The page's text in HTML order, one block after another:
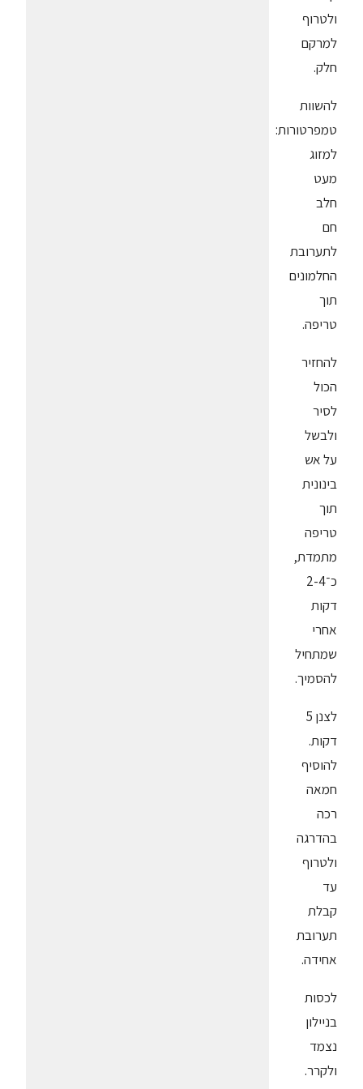
ולטרוף
למרקם
חלק.
להשוות
טמפרטורות:
למזוג
מעט
חלב
חם
לתערובת
החלמונים
תוך
טריפה.
להחזיר
הכול
לסיר
ולבשל
על אש
בינונית
תוך
טריפה
מתמדת,
כ־2-4
דקות
אחרי
שמתחיל
להסמיך.
לצנן 5
דקות.
להוסיף
חמאה
רכה
בהדרגה
ולטרוף
עד
קבלת
תערובת
אחידה.
לכסות
בניילון
נצמד
ולקרר.